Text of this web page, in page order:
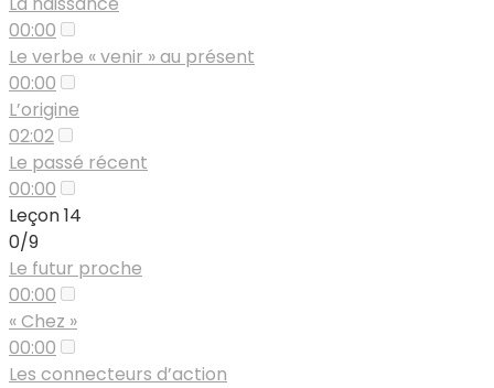
00:00
Le verbe « venir » au présent
00:00
L’origine
02:02
Le passé récent
00:00
Leçon 14
0/9
Le futur proche
00:00
« Chez »
00:00
Les connecteurs d’action